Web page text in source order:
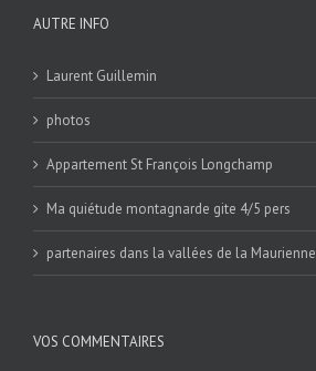
AUTRE INFO
Laurent Guillemin
photos
Appartement St François Longchamp
Ma quiétude montagnarde gite 4/5 pers
partenaires dans la vallées de la Maurienne
VOS COMMENTAIRES